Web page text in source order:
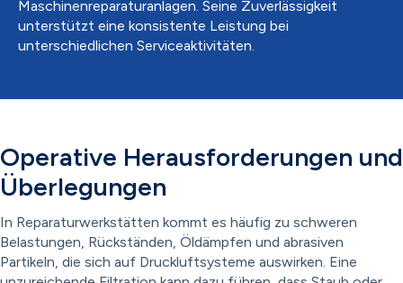
Maschinenreparaturanlagen. Seine Zuverlässigkeit
unterstützt eine konsistente Leistung bei
unterschiedlichen Serviceaktivitäten.
Operative Herausforderungen und
Überlegungen
In Reparaturwerkstätten kommt es häufig zu schweren
Belastungen, Rückständen, Öldämpfen und abrasiven
Partikeln, die sich auf Druckluftsysteme auswirken. Eine